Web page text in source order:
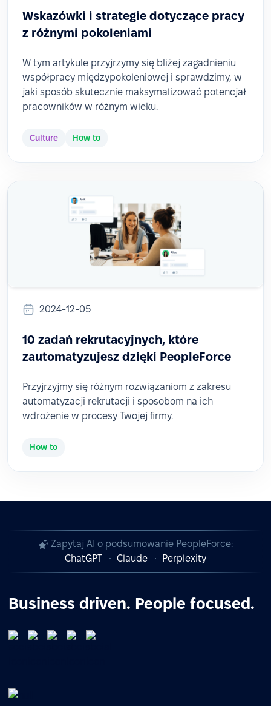
Wskazówki i strategie dotyczące pracy
z różnymi pokoleniami
W tym artykule przyjrzymy się bliżej zagadnieniu
współpracy międzypokoleniowej i sprawdzimy, w
jaki sposób skutecznie maksymalizować potencjał
pracowników w różnym wieku.
Culture How to
2024-12-05
10 zadań rekrutacyjnych, które
zautomatyzujesz dzięki PeopleForce
Przyjrzyjmy się różnym rozwiązaniom z zakresu
automatyzacji rekrutacji i sposobom na ich
wdrożenie w procesy Twojej firmy.
How to
Zapytaj AI o podsumowanie PeopleForce:
ChatGPT
Claude Perplexity
Business driven. People focused.